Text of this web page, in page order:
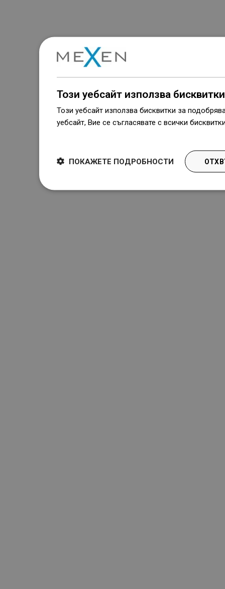
Този уебсайт използва бисквитки
Този уебсайт използва бисквитки за
уебсайт, Вие се съгласявате с всички
ПОКАЖЕТЕ ПОДРОБНОСТИ